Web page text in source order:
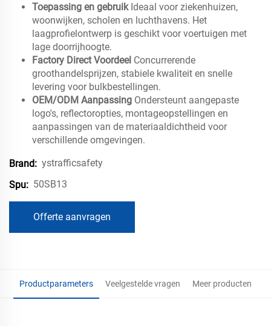
Toepassing en gebruik Ideaal voor ziekenhuizen,
woonwijken, scholen en luchthavens. Het
laagprofielontwerp is geschikt voor voertuigen met
lage doorrijhoogte.
Factory Direct Voordeel Concurrerende
groothandelsprijzen, stabiele kwaliteit en snelle
levering voor bulkbestellingen.
OEM/ODM Aanpassing Ondersteunt aangepaste
logo's, reflectoropties, montageopstellingen en
aanpassingen van de materiaaldichtheid voor
verschillende omgevingen.
Brand: ystrafficsafety
Spu: 50SB13
Offerte aanvragen
Productparameters Veelgestelde vragen Meer producten